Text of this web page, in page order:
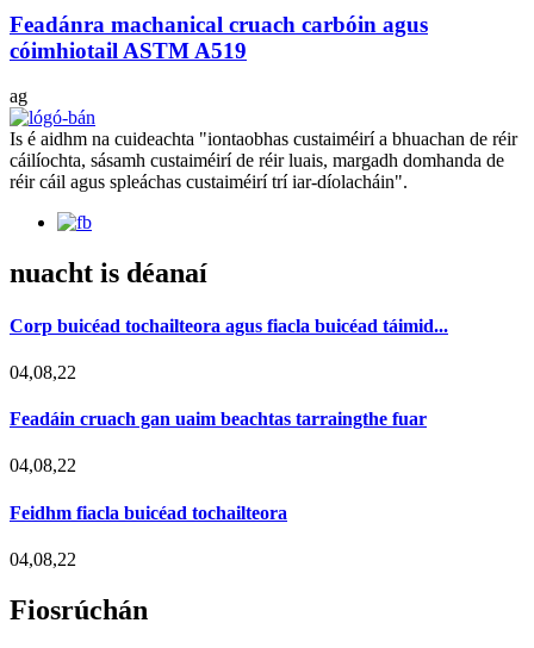
Feadánra machanical cruach carbóin agus
cóimhiotail ASTM A519
ag
Is é aidhm na cuideachta "iontaobhas custaiméirí a bhuachan de réir
cáilíochta, sásamh custaiméirí de réir luais, margadh domhanda de
réir cáil agus spleáchas custaiméirí trí iar-díolacháin".
nuacht is déanaí
Corp buicéad tochailteora agus fiacla buicéad táimid...
04,08,22
Feadáin cruach gan uaim beachtas tarraingthe fuar
04,08,22
Feidhm fiacla buicéad tochailteora
04,08,22
Fiosrúchán